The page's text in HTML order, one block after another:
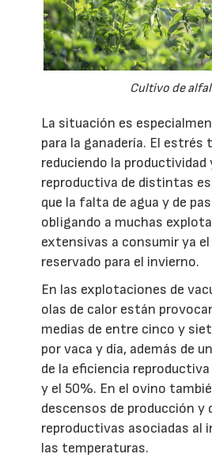
Cultivo de
La situación es
para la ganadería. El estrés
reduciendo la productividad
reproductiva de distintas
que la falta de agua y de
obligando a muchas
extensivas a consumir ya
reservado para el invierno.
En las explotaciones de
olas de calor están
medias de entre cinco y
por vaca y día, además de
de la eficiencia
y el 50%. En el ovino
descensos de producción y
reproductivas asociadas al
las temperaturas.